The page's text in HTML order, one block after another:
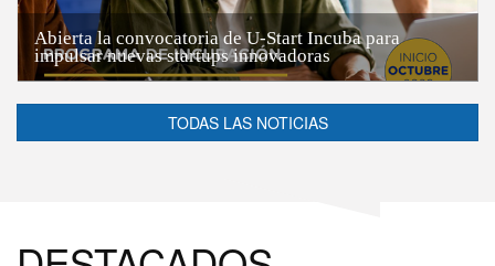
Abierta la convocatoria de U-Start Incuba para
impulsar nuevas startups innovadoras
TODAS LAS NOTICIAS